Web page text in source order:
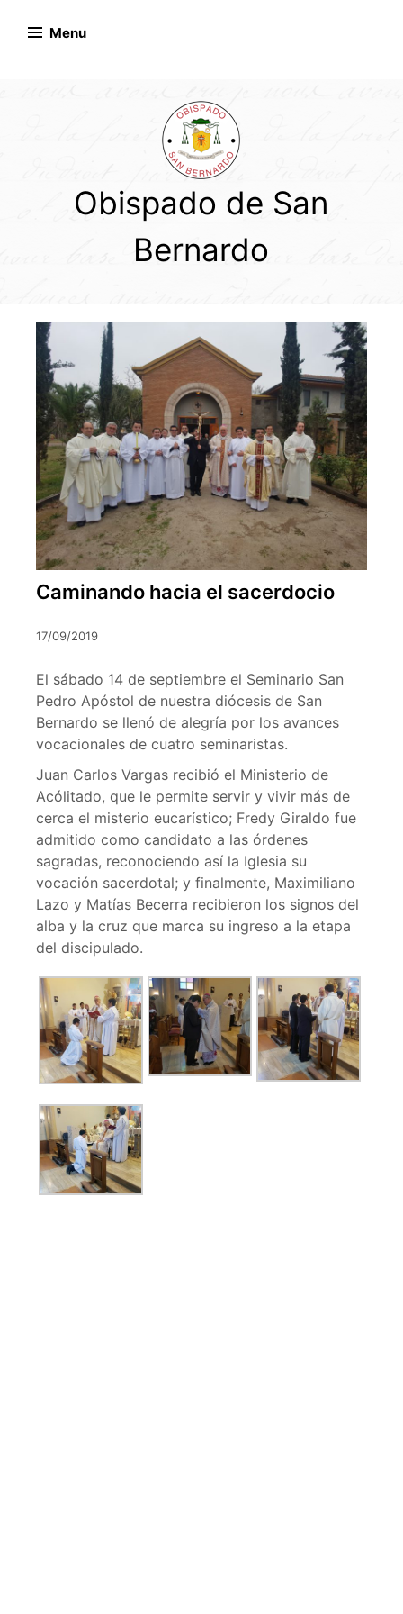
Menu
Obispado de San
Bernardo
Caminando hacia el sacerdocio
17/09/2019
El sábado 14 de septiembre el Seminario San
Pedro Apóstol de nuestra diócesis de San
Bernardo se llenó de alegría por los avances
vocacionales de cuatro seminaristas.
Juan Carlos Vargas recibió el Ministerio de
Acólitado, que le permite servir y vivir más de
cerca el misterio eucarístico; Fredy Giraldo fue
admitido como candidato a las órdenes
sagradas, reconociendo así la Iglesia su
vocación sacerdotal; y finalmente, Maximiliano
Lazo y Matías Becerra recibieron los signos del
alba y la cruz que marca su ingreso a la etapa
del discipulado.